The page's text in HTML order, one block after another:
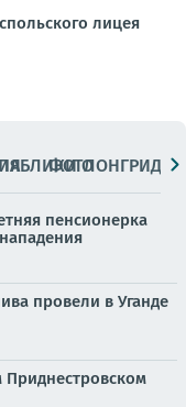
лицея
ПАБЛИКИ
ФОТОЛОНГРИДЫ
пенсионерка
провели в Уганде
Приднестровском